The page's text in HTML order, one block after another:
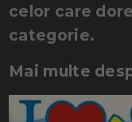
celor care
categorie.
Mai multe